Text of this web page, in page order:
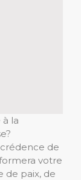
la
de
votre
de paix, de